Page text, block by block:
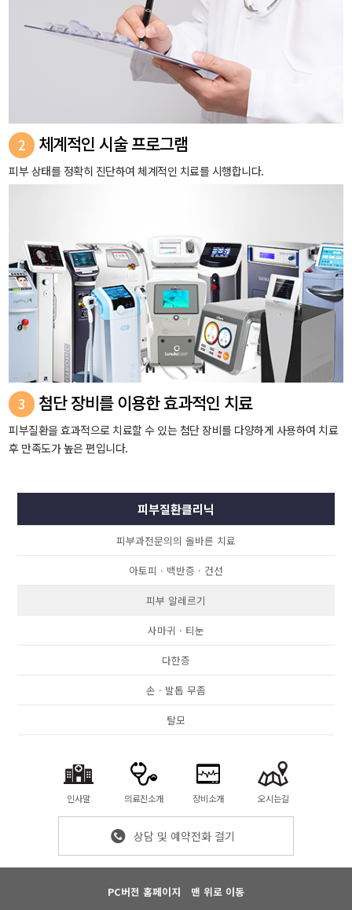
2 체계적인 시술 프로그램
피부 상태를 정확히 진단하여 체계적인 치료를 시행합니다.
3 첨단 장비를 이용한 효과적인 치료
피부질환을 효과적으로 치료할 수 있는 첨단 장비를 다양하게 사용하여 치료
후 만족도가 높은 편입니다.
피부질환클리닉
피부과전문의의 올바른 치료
아토피ㆍ백반증ㆍ건선
피부 알레르기
사마귀ㆍ티눈
다한증
손ㆍ발톱 무좀
탈모
인사말 의료진소개 장비소개 오시는길
상담 및 예약전화 걸기
PC버전 홈페이지 맨 위로 이동